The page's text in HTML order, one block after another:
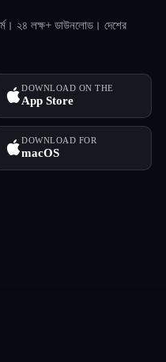
২৪ লক্ষ+ ডাউনলোড। দেশের
DOWNLOAD ON THE
App Store
DOWNLOAD FOR
macOS